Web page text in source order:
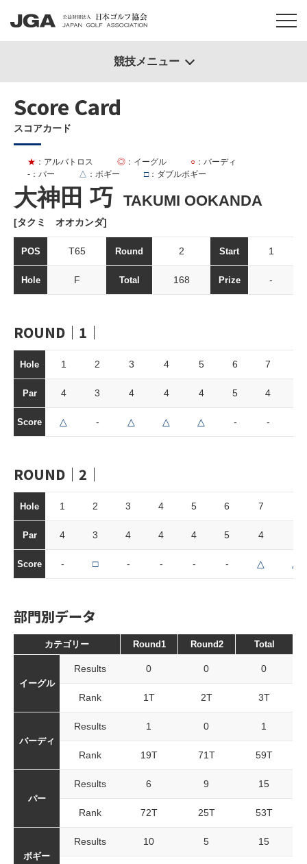
Score Card
スコアカード
大神田 巧 TAKUMI OOKANDA
[タクミ オオカンダ]
★ ：アルバトロス ◎ ：イーグル ○ ：バーディ
- ：パー △ ：ボギー □：ダブルボギー
POS T65 Round 2 Start 1
Hole F Total 168 Prize -
ROUND｜1｜
Hole 1 2 3 4 5 6 7
Par 4 3 4 4 4 5 4
Score △ - △ △ △ - -
ROUND｜2｜
Hole 1 2 3 4 5 6 7
Par 4 3 4 4 4 5 4
Score - □ - - - - △ △
部門別データ
カテゴリー Round1 Round2 Total
イーグル
Results 0 0 0
Rank 1T 2T 3T
バーディ
Results 1 0 1
Rank 19T 71T 59T
パー
Results 6 9 15
Rank 72T 25T 53T
ボギー
Results 10 5 15
競技メニュー